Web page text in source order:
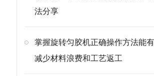
法分享
掌握旋转匀胶机正确操作方法能
减少材料浪费和工艺返工